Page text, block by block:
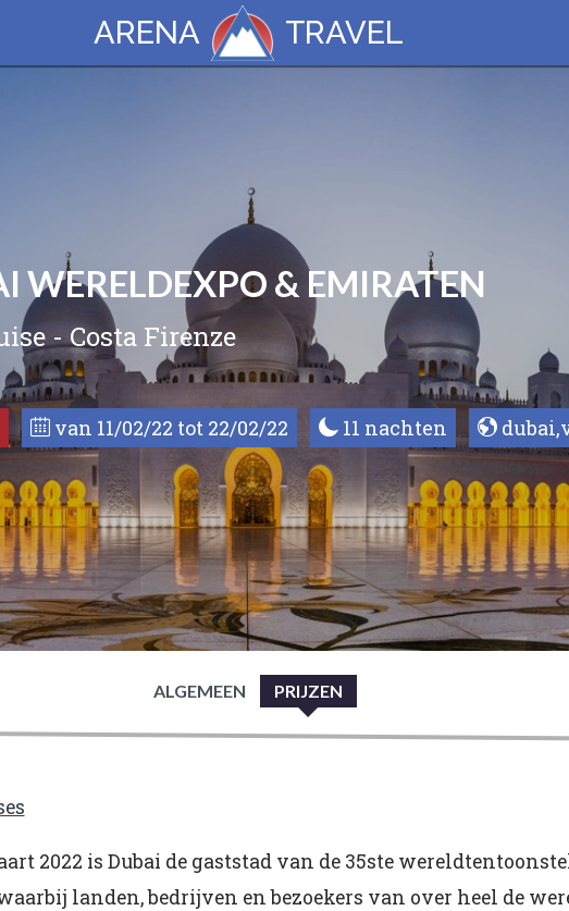
ARENA TRAVEL
WERELDEXPO & EMIRATEN
- Costa Firenze
van 11/02/22 tot 22/02/22 11 nachten
ALGEMEEN PRIJZEN
2022 is Dubai de gaststad van de 35ste
landen, bedrijven en bezoekers van over heel de